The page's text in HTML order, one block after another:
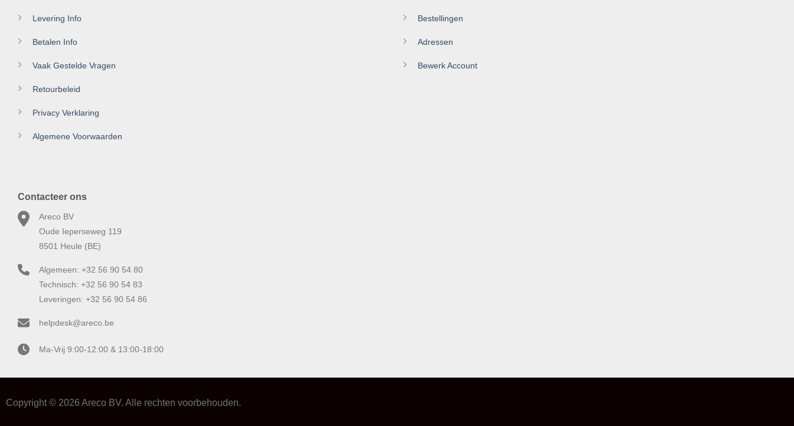
Levering Info
Betalen Info
Vaak Gestelde Vragen
Retourbeleid
Privacy Verklaring
Algemene Voorwaarden
Bestellingen
Adressen
Bewerk Account
Contacteer ons
Areco BV
Oude Ieperseweg 119
8501 Heule (BE)
Algemeen: +32 56 90 54 80
Technisch: +32 56 90 54 83
Leveringen: +32 56 90 54 86
helpdesk@areco.be
Ma-Vrij 9:00-12:00 & 13:00-18:00
Copyright © 2026 Areco BV. Alle rechten voorbehouden.